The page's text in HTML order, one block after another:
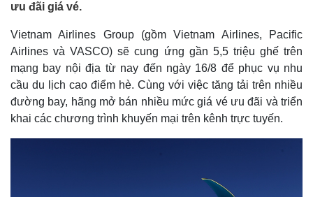
ưu đãi giá vé.
Vietnam Airlines Group (gồm Vietnam Airlines, Pacific
Airlines và VASCO) sẽ cung ứng gần 5,5 triệu ghế trên
mạng bay nội địa từ nay đến ngày 16/8 để phục vụ nhu
cầu du lịch cao điểm hè. Cùng với việc tăng tải trên nhiều
đường bay, hãng mở bán nhiều mức giá vé ưu đãi và triển
khai các chương trình khuyến mại trên kênh trực tuyến.